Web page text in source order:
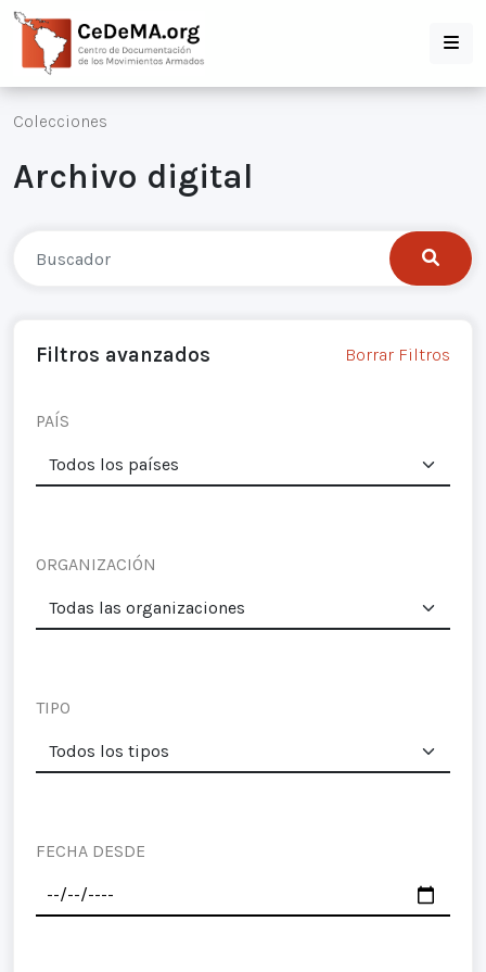
Colecciones
Archivo digital
Filtros avanzados Borrar Filtros
PAÍS
ORGANIZACIÓN
TIPO
FECHA DESDE